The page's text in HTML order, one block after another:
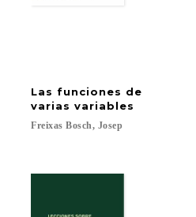
Las funciones de
varias variables
Freixas Bosch, Josep